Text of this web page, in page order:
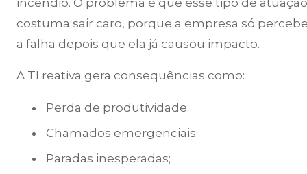
costuma sair caro, porque a empresa só
a falha depois que ela já causou impacto.
A TI reativa gera consequências como:
Perda de produtividade;
Chamados emergenciais;
Paradas inesperadas;